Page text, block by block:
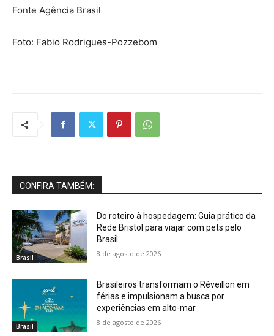
Fonte Agência Brasil
Foto: Fabio Rodrigues-Pozzebom
CONFIRA TAMBÉM:
Brasil
Do roteiro à hospedagem: Guia prático da
Rede Bristol para viajar com pets pelo
Brasil
8 de agosto de 2026
Brasil
Brasileiros transformam o Réveillon em
férias e impulsionam a busca por
experiências em alto-mar
8 de agosto de 2026